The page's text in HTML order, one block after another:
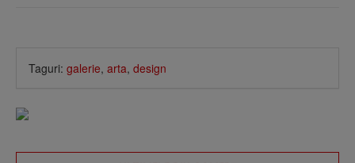
Taguri: galerie, arta, design